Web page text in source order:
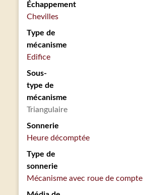
Échappement
Chevilles
Type de
mécanisme
Edifice
Sous-
type de
mécanisme
Triangulaire
Sonnerie
Heure décomptée
Type de
sonnerie
Mécanisme avec roue de compte